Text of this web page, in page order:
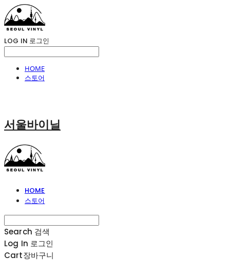
LOG IN 로그인
HOME
스토어
서울바이닐
HOME
스토어
Search 검색
Log In 로그인
Cart장바구니